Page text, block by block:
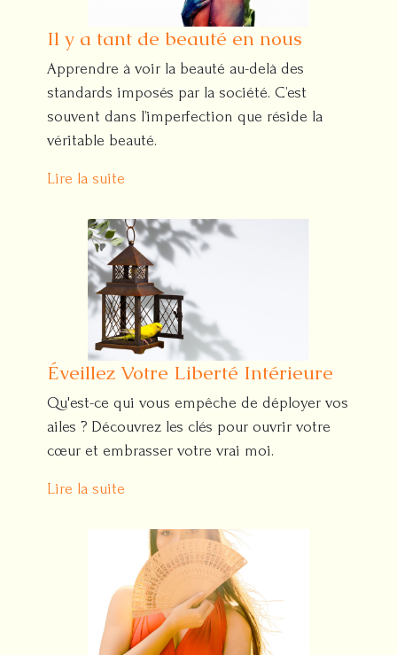
Il y a tant de beauté en nous
Apprendre à voir la beauté au-delà des
standards imposés par la société. C’est
souvent dans l’imperfection que réside la
véritable beauté.
Lire la suite
Éveillez Votre Liberté Intérieure
Qu'est-ce qui vous empêche de déployer vos
ailes ? Découvrez les clés pour ouvrir votre
cœur et embrasser votre vrai moi.
Lire la suite